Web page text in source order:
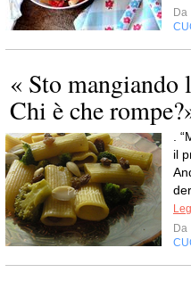
Da
« Sto mangiando
Chi è che
.
il
Da